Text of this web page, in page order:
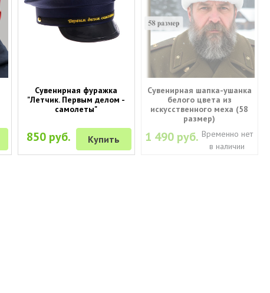
Сувенирная фуражка
"Летчик. Первым делом -
самолеты"
850 руб. Купить
Сувенирная шапка-ушанка
белого цвета из
искусственного меха (58
размер)
1 490 руб. Временно нет
в наличии